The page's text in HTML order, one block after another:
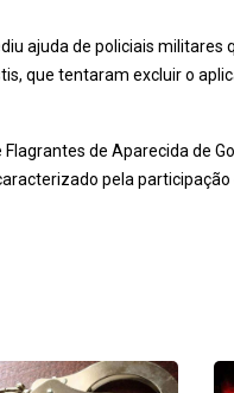
ajuda de policiais militares
que tentaram excluir o
de Aparecida de
pela participação